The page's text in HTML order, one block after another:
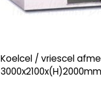
Koelcel / vriescel
3000x2100x(H)2000mm